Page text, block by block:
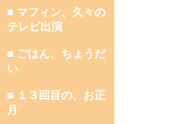
■ マフィン、久々の
テレビ出演
■ ごはん、ちょうだ
い
■ １３回目の、お正
月